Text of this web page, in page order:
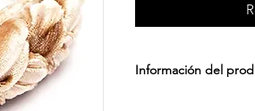
Información del